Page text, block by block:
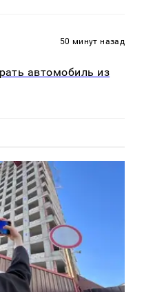
50 минут назад
автомобиль из